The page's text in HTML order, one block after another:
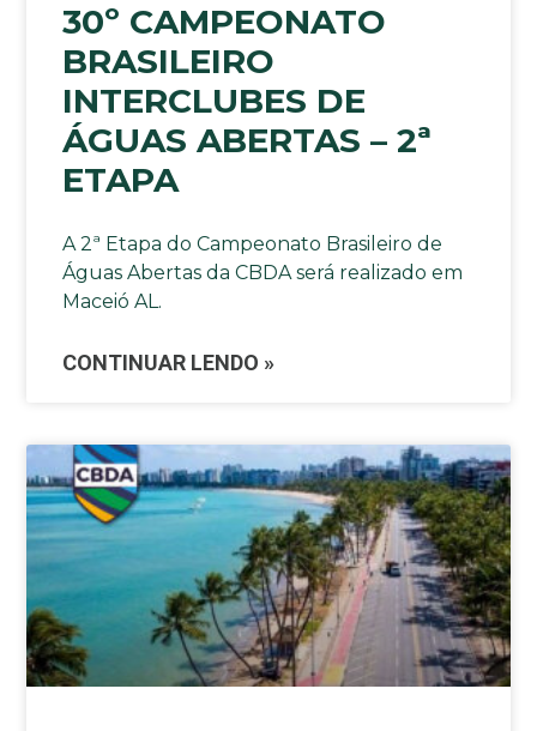
30º CAMPEONATO
BRASILEIRO
INTERCLUBES DE
ÁGUAS ABERTAS – 2ª
ETAPA
A 2ª Etapa do Campeonato Brasileiro de
Águas Abertas da CBDA será realizado em
Maceió AL.
CONTINUAR LENDO »